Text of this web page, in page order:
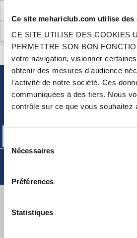
Ce site mehariclub.com utilise des
CE SITE UTILISE DES COOKIES
PERMETTRE SON BON
votre navigation, visionner
obtenir des mesures d'audience
l'activité de notre société. Ces
communiquées à des tiers. Nous
contrôle sur ce que vous souhaitez
Nécessaires
Préférences
Statistiques
AVIS CLIENTS (150)
UNE QUESTION ? BESOIN D 'AIDE ?
Inscrivez-vous pour recevoir